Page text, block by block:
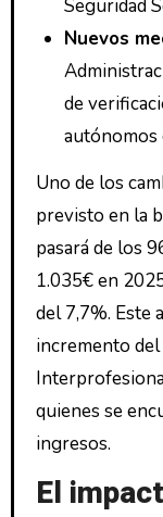
Seguridad
Nuevos
de
autónomos
Uno de los
previsto en la
pasará de los
1.035€ en
del 7,7%. Este
incremento
quienes se
ingresos.
El